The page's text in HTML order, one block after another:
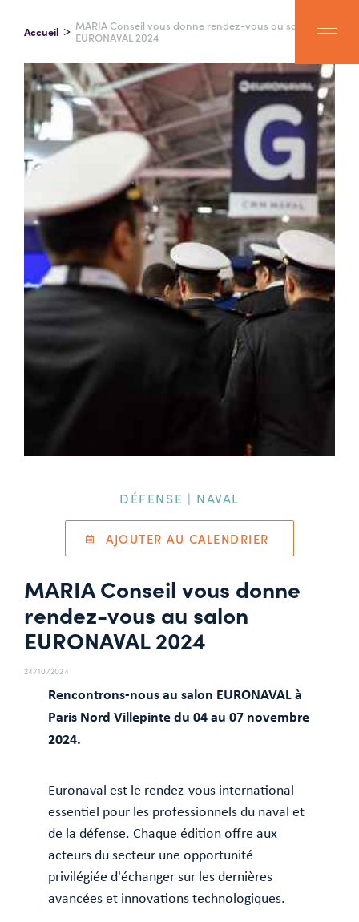
Accueil MARIA Conseil vous donne rendez-vous au salon
EURONAVAL 2024
DÉFENSE | NAVAL
AJOUTER AU CALENDRIER
MARIA Conseil vous donne
rendez-vous au salon
EURONAVAL 2024
24/10/2024
Rencontrons-nous au salon EURONAVAL à
Paris Nord Villepinte du 04 au 07 novembre
2024.
Euronaval est le rendez-vous international
essentiel pour les professionnels du naval et
de la défense. Chaque édition offre aux
acteurs du secteur une opportunité
privilégiée d'échanger sur les dernières
avancées et innovations technologiques.